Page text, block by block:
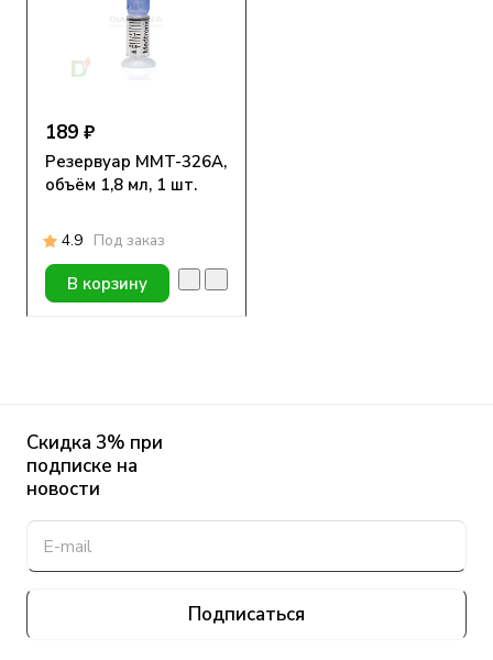
189 ₽
Резервуар MMT-326А,
объём 1,8 мл, 1 шт.
4.9 Под заказ
В корзину
Скидка 3% при
подписке на
новости
Подписаться